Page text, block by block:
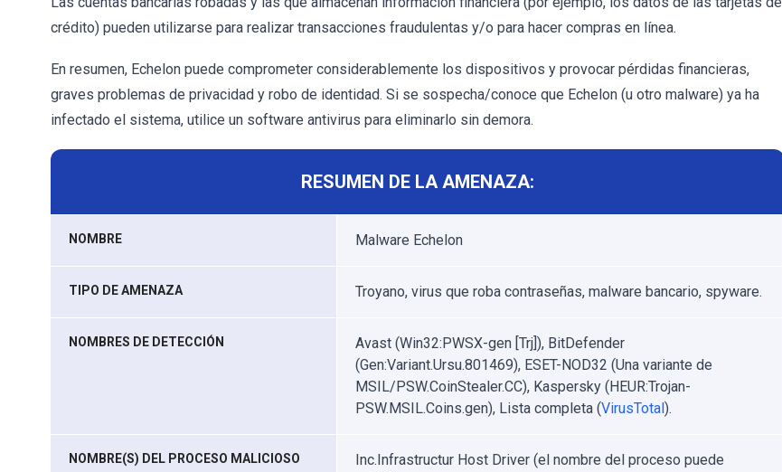
crédito) pueden utilizarse para realizar transacciones fraudulentas y/o para hacer compras en línea.
En resumen, Echelon puede comprometer considerablemente los dispositivos y provocar pérdidas financieras,
graves problemas de privacidad y robo de identidad. Si se sospecha/conoce que Echelon (u otro malware) ya ha
infectado el sistema, utilice un software antivirus para eliminarlo sin demora.
RESUMEN DE LA AMENAZA:
NOMBRE Malware Echelon
TIPO DE AMENAZA Troyano, virus que roba contraseñas, malware bancario, spyware.
NOMBRES DE DETECCIÓN
Avast (Win32:PWSX-gen [Trj]), BitDefender
(Gen:Variant.Ursu.801469), ESET-NOD32 (Una variante de
MSIL/PSW.CoinStealer.CC), Kaspersky (HEUR:Trojan-
PSW.MSIL.Coins.gen), Lista completa (VirusTotal).
NOMBRE(S) DEL PROCESO MALICIOSO
Inc.Infrastructur Host Driver (el nombre del proceso puede